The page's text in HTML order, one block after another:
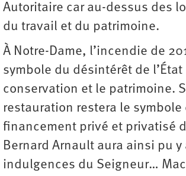
Autoritaire car au-dessus des
du travail et du patrimoine.
À Notre-Dame, l’incendie de
symbole du désintérêt de l’État
conservation et le patrimoine.
restauration restera le symbole
financement privé et privatisé
Bernard Arnault aura ainsi pu y
indulgences du Seigneur…